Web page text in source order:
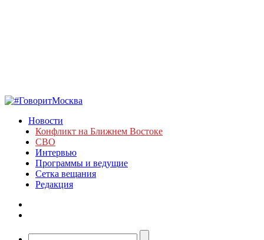
Новости
Конфликт на Ближнем Востоке
СВО
Интервью
Программы и ведущие
Сетка вещания
Редакция